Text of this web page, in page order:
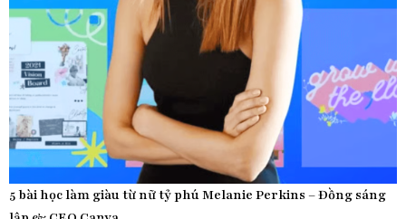
5 bài học làm giàu từ nữ tỷ phú Melanie Perkins – Đồng sáng